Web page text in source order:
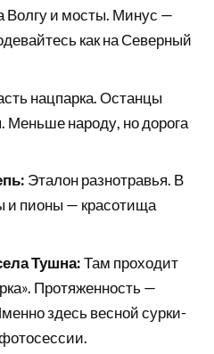
Волгу и мосты. Минус —
как на Северный
нацпарка. Останцы
народу, но дорога
Эталон разнотравья. В
и пионы — красотища
Тушна:Там проходит
Протяженность —
здесь весной сурки-